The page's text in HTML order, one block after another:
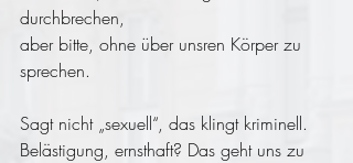
durchbrechen,
aber bitte, ohne über unsren Körper zu
sprechen.
Sagt nicht „sexuell“, das klingt kriminell.
Belästigung, ernsthaft? Das geht uns zu